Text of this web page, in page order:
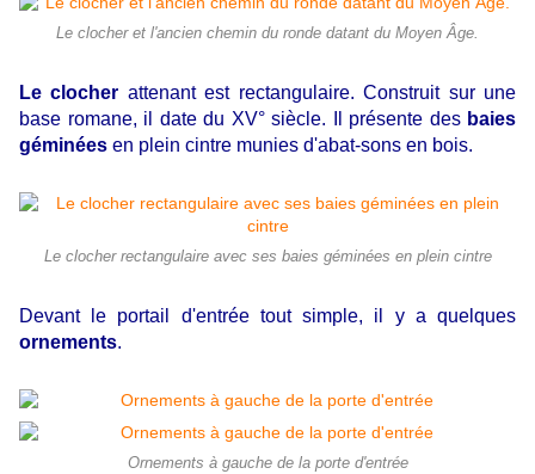
Le clocher et l'ancien chemin du ronde datant du Moyen Âge.
Le clocher attenant est rectangulaire. Construit sur une
base romane, il date du XV° siècle. Il présente des baies
géminées en plein cintre munies d'abat-sons en bois.
Le clocher rectangulaire avec ses baies géminées en plein cintre
Devant le portail d'entrée tout simple, il y a quelques
ornements.
Ornements à gauche de la porte d'entrée